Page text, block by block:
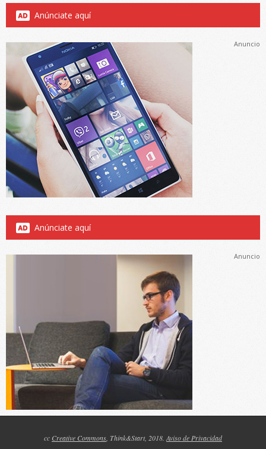
Anúnciate aquí
Anuncio
Anúnciate aquí
Anuncio
cc Creative Commons, Think&Start, 2018.Aviso de Privacidad